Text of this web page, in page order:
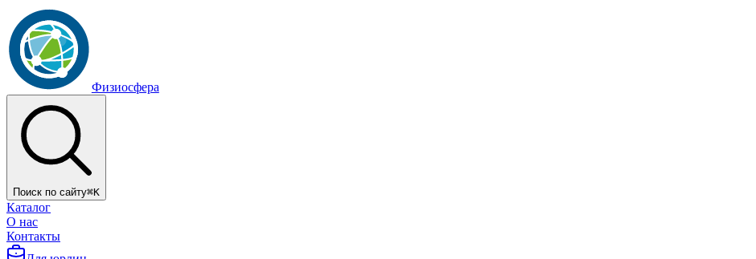
Физиосфера
Поиск по сайту⌘K
Каталог
О нас
Контакты